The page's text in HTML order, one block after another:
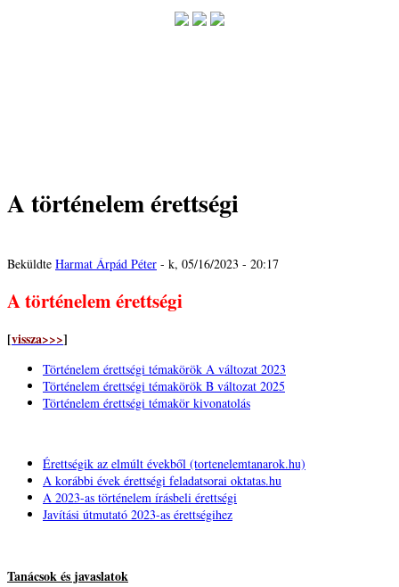
A történelem érettségi
Beküldte Harmat Árpád Péter - k, 05/16/2023 - 20:17
A történelem érettségi
[vissza>>>]
Történelem érettségi témakörök A változat 2023
Történelem érettségi témakörök B változat 2025
Történelem érettségi témakör kivonatolás
Érettségik az elmúlt évekből (tortenelemtanarok.hu)
A korábbi évek érettségi feladatsorai oktatas.hu
A 2023-as történelem írásbeli érettségi
Javítási útmutató 2023-as érettségihez
Tanácsok és javaslatok